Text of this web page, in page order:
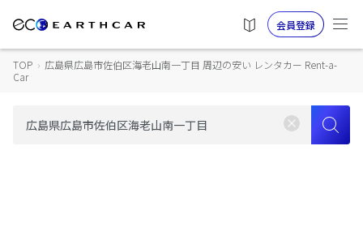
会員登録
TOP › 広島県広島市佐伯区海老山南一丁目 周辺の安い レンタカー Rent-a-
Car